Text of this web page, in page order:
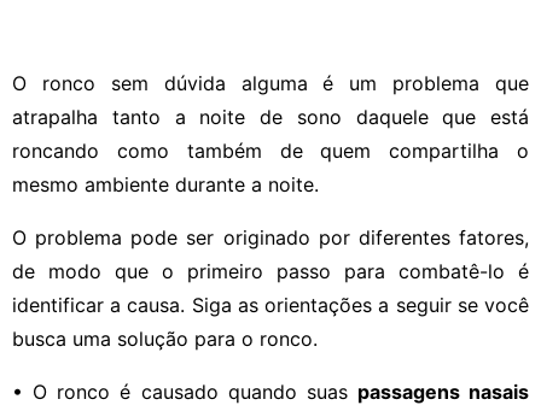
O ronco sem dúvida alguma é um problema que
atrapalha tanto a noite de sono daquele que está
roncando como também de quem compartilha o
mesmo ambiente durante a noite.
O problema pode ser originado por diferentes fatores,
de modo que o primeiro passo para combatê-lo é
identificar a causa. Siga as orientações a seguir se você
busca uma solução para o ronco.
• O ronco é causado quando suas passagens nasais